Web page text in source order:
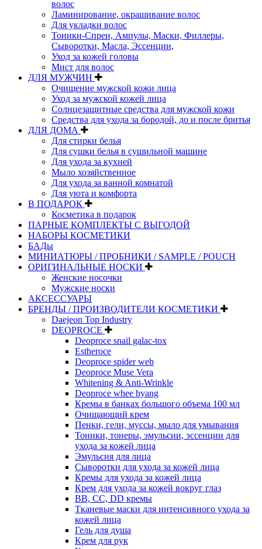
волос
Ламинирование, окрашивание волос
Для укладки волос
Тоники-Спреи, Ампулы, Маски, Филлеры,
Сыворотки, Масла, Эссенции,
Уход за кожей головы
Мист для волос
ДЛЯ МУЖЧИН
Очищение мужской кожи лица
Уход за мужской кожей лица
Солнцезащитные средства для мужской кожи
Средства для ухода за бородой, до и после бритья
ДЛЯ ДОМА
Для стирки белья
Для сушки белья в сушильной машине
Для ухода за кухней
Мыло хозяйственное
Для ухода за ванной комнатой
Для уюта и комфорта
В ПОДАРОК
Косметика в подарок
ПАРНЫЕ КОМПЛЕКТЫ С ВЫГОДОЙ
НАБОРЫ КОСМЕТИКИ
БАДы
МИНИАТЮРЫ / ПРОБНИКИ / SAMPLE / POUCH
ОРИГИНАЛЬНЫЕ НОСКИ
Женские носочки
Мужские носки
АКСЕССУАРЫ
БРЕНДЫ / ПРОИЗВОДИТЕЛИ КОСМЕТИКИ
Daejeon Top Industry
DEOPROCE
Deoproce snail galac-tox
Estheroce
Deoproce spider web
Deoproce Muse Vera
Whitening & Anti-Wrinkle
Deoproce whee hyang
Кремы в банках большого объема 100 мл
Очищающий крем
Пенки, гели, муссы, мыло для умывания
Тоники, тонеры, эмульсии, эссенции для
ухода за кожей лица
Эмульсия для лица
Сыворотки для ухода за кожей лица
Кремы для ухода за кожей лица
Крем для ухода за кожей вокруг глаз
BB, CC, DD кремы
Тканевые маски для интенсивного ухода за
кожей лица
Гель для душа
Крем для рук